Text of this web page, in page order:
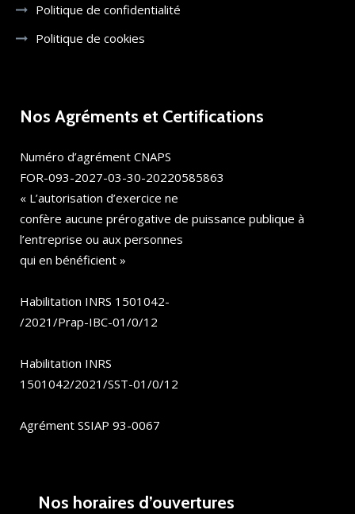
Politique de confidentialité
Politique de cookies
Nos Agréments et Certifications
Numéro d’agrément CNAPS
FOR-093-2027-03-30-20220585863
« L’autorisation d’exercice ne
confère aucune prérogative de puissance publique à
l’entreprise ou aux personnes
qui en bénéficient »
Habilitation INRS 1501042-
/2021/Prap-IBC-01/0/12
Habilitation INRS
1501042/2021/SST-01/0/12
Agrément SSIAP 93-0067
Nos horaires d’ouvertures